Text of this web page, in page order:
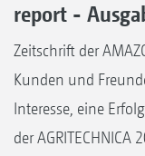
report -
Zeitschrift der
Kunden und
Interesse, eine
der AGRITECHNICA